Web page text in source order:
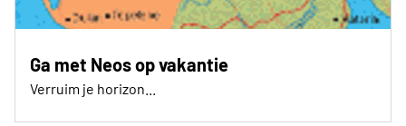
Ga met Neos op vakantie
Verruim je horizon...